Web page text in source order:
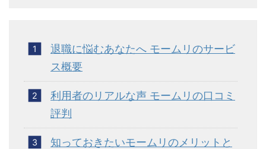
退職に悩むあなたへ モームリのサービ
ス概要
利用者のリアルな声 モームリの口コミ
評判
知っておきたいモームリのメリットと